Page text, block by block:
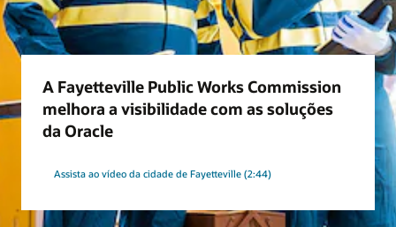
A Fayetteville Public Works Commission
melhora a visibilidade com as soluções
da Oracle
Assista ao vídeo da cidade de Fayetteville (2:44)